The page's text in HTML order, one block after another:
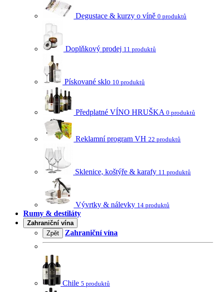
Degustace & kurzy o víně 0 produktů
Doplňkový prodej 11 produktů
Pískované sklo 10 produktů
Předplatné VÍNO HRUŠKA 0 produktů
Reklamní program VH 22 produktů
Sklenice, koštýře & karafy 11 produktů
Vývrtky & nálevky 14 produktů
Rumy & destiláty
Zahraniční vína
Zpět
Zahraniční vína
Chile 5 produktů